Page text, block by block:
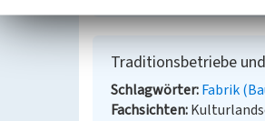
Traditionsbetriebe
Schlagwörter Fabrik
Fachsichten